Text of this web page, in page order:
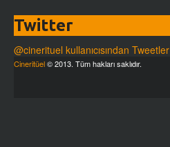
Twitter
@cinerituel kullanıcısından Tweetler
Cineritüel© 2013. Tüm hakları saklıdır.